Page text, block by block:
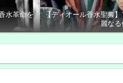
水革命を
【ディオール香水聖典
麗な